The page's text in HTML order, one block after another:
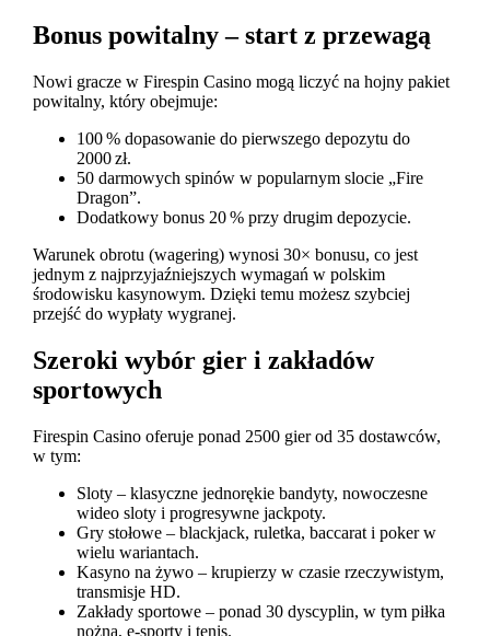
Bonus powitalny – start z przewagą
Nowi gracze w Firespin Casino mogą liczyć na hojny pakiet
powitalny, który obejmuje:
100 % dopasowanie do pierwszego depozytu do
2000 zł.
50 darmowych spinów w popularnym slocie „Fire
Dragon”.
Dodatkowy bonus 20 % przy drugim depozycie.
Warunek obrotu (wagering) wynosi 30× bonusu, co jest
jednym z najprzyjaźniejszych wymagań w polskim
środowisku kasynowym. Dzięki temu możesz szybciej
przejść do wypłaty wygranej.
Szeroki wybór gier i zakładów
sportowych
Firespin Casino oferuje ponad 2500 gier od 35 dostawców,
w tym:
Sloty – klasyczne jednorękie bandyty, nowoczesne
wideo sloty i progresywne jackpoty.
Gry stołowe – blackjack, ruletka, baccarat i poker w
wielu wariantach.
Kasyno na żywo – krupierzy w czasie rzeczywistym,
transmisje HD.
Zakłady sportowe – ponad 30 dyscyplin, w tym piłka
nożna, e-sporty i tenis.